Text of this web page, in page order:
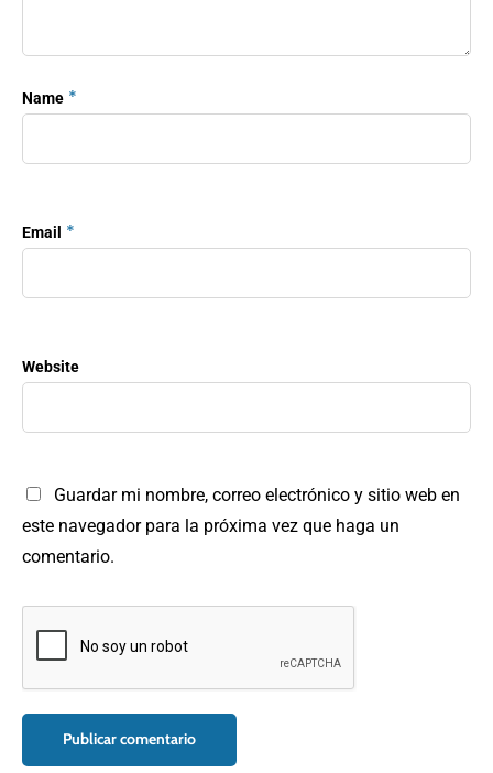
Name *
Email *
Website
Guardar mi nombre, correo electrónico y sitio web en
este navegador para la próxima vez que haga un
comentario.